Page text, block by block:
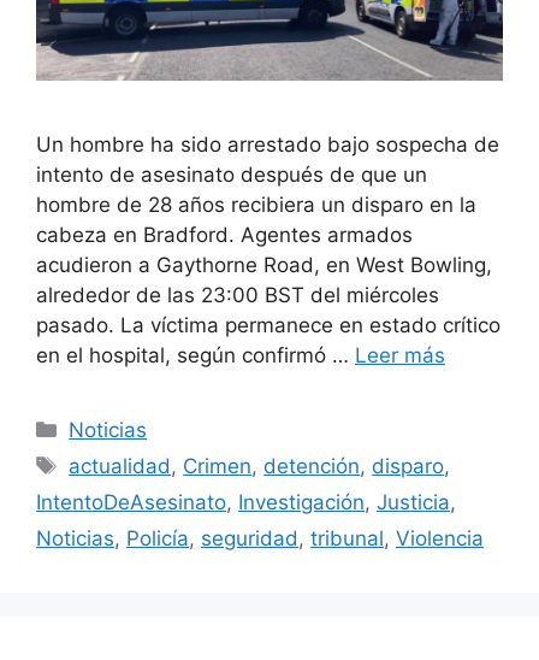
Un hombre ha sido arrestado bajo sospecha de
intento de asesinato después de que un
hombre de 28 años recibiera un disparo en la
cabeza en Bradford. Agentes armados
acudieron a Gaythorne Road, en West Bowling,
alrededor de las 23:00 BST del miércoles
pasado. La víctima permanece en estado crítico
en el hospital, según confirmó … Leer más
Categorías
Noticias
Etiquetas
actualidad, Crimen, detención, disparo,
IntentoDeAsesinato, Investigación, Justicia,
Noticias, Policía, seguridad, tribunal, Violencia